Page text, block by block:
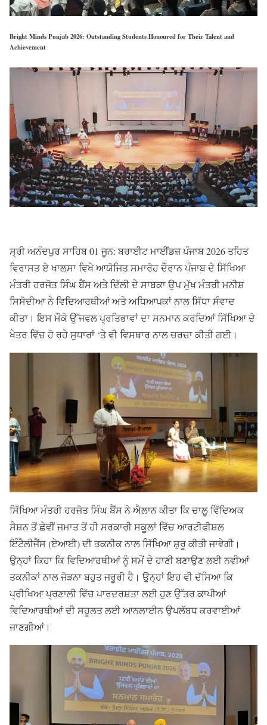
Bright Minds Punjab 2026: Outstanding Students Honoured for Their Talent and
Achievement
ਸ੍ਰੀ ਅਨੰਦਪੁਰ ਸਾਹਿਬ 01 ਜੂਨ: ਬਰਾਈਟ ਮਾਈਂਡਜ਼ ਪੰਜਾਬ 2026 ਤਹਿਤ
ਵਿਰਾਸਤ ਏ ਖਾਲਸਾ ਵਿਖੇ ਆਯੋਜਿਤ ਸਮਾਰੋਹ ਦੌਰਾਨ ਪੰਜਾਬ ਦੇ ਸਿੱਖਿਆ
ਮੰਤਰੀ ਹਰਜੋਤ ਸਿੰਘ ਬੈਂਸ ਅਤੇ ਦਿੱਲੀ ਦੇ ਸਾਬਕਾ ਉਪ ਮੁੱਖ ਮੰਤਰੀ ਮਨੀਸ਼
ਸਿਸੋਦੀਆ ਨੇ ਵਿਦਿਆਰਥੀਆਂ ਅਤੇ ਅਧਿਆਪਕਾਂ ਨਾਲ ਸਿੱਧਾ ਸੰਵਾਦ
ਕੀਤਾ। ਇਸ ਮੌਕੇ ਉੱਜਵਲ ਪ੍ਰਤਿਭਾਵਾਂ ਦਾ ਸਨਮਾਨ ਕਰਦਿਆਂ ਸਿੱਖਿਆ ਦੇ
ਖੇਤਰ ਵਿੱਚ ਹੋ ਰਹੇ ਸੁਧਾਰਾਂ ‘ਤੇ ਵੀ ਵਿਸਥਾਰ ਨਾਲ ਚਰਚਾ ਕੀਤੀ ਗਈ।
ਸਿੱਖਿਆ ਮੰਤਰੀ ਹਰਜੋਤ ਸਿੰਘ ਬੈਂਸ ਨੇ ਐਲਾਨ ਕੀਤਾ ਕਿ ਚਾਲੂ ਵਿੱਦਿਅਕ
ਸੈਸ਼ਨ ਤੋਂ ਛੇਵੀਂ ਜਮਾਤ ਤੋਂ ਹੀ ਸਰਕਾਰੀ ਸਕੂਲਾਂ ਵਿੱਚ ਆਰਟੀਫੀਸ਼ਲ
ਇੰਟੈਲੀਜੈਂਸ (ਏਆਈ) ਦੀ ਤਕਨੀਕ ਨਾਲ ਸਿੱਖਿਆ ਸ਼ੁਰੂ ਕੀਤੀ ਜਾਵੇਗੀ।
ਉਨ੍ਹਾਂ ਕਿਹਾ ਕਿ ਵਿਦਿਆਰਥੀਆਂ ਨੂੰ ਸਮੇਂ ਦੇ ਹਾਣੀ ਬਣਾਉਣ ਲਈ ਨਵੀਆਂ
ਤਕਨੀਕਾਂ ਨਾਲ ਜੋੜਨਾ ਬਹੁਤ ਜਰੂਰੀ ਹੈ। ਉਨ੍ਹਾਂ ਇਹ ਵੀ ਦੱਸਿਆ ਕਿ
ਪ੍ਰੀਖਿਆ ਪ੍ਰਣਾਲੀ ਵਿੱਚ ਪਾਰਦਰਸ਼ਤਾ ਲਈ ਹੁਣ ਉੱਤਰ ਕਾਪੀਆਂ
ਵਿਦਿਆਰਥੀਆਂ ਦੀ ਸਹੂਲਤ ਲਈ ਆਨਲਾਈਨ ਉਪਲੱਬਧ ਕਰਵਾਈਆਂ
ਜਾਣਗੀਆਂ।